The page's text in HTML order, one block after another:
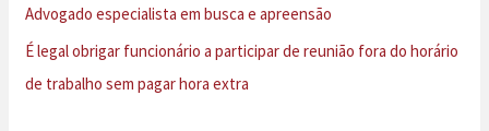
o
r
:
Advogado especialista em busca e apreensão
É legal obrigar funcionário a participar de reunião fora do horário
de trabalho sem pagar hora extra